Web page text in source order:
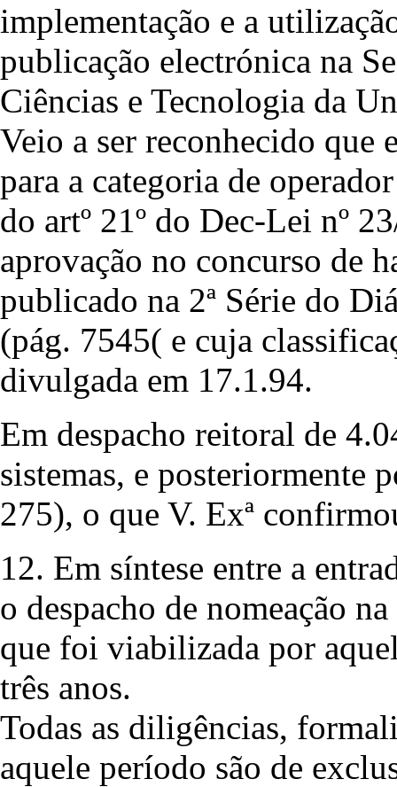
implementação e a
publicação electrónica na
Ciências e Tecnologia da
Veio a ser reconhecido que
para a categoria de
do artº 21º do Dec-Lei nº
aprovação no concurso de
publicado na 2ª Série do
(pág. 7545( e cuja
divulgada em 17.1.94.
Em despacho reitoral de
sistemas, e posteriormente
275), o que V. Exª
12. Em síntese entre a
o despacho de nomeação
que foi viabilizada por
três anos.
Todas as diligências,
aquele período são de